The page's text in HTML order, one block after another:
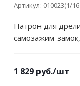
Артикул: 010023(1/
Патрон для
самозажим-
1 829 руб./шт